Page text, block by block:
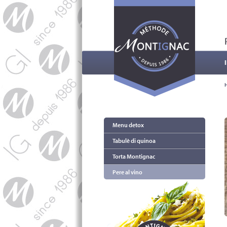
Menu detox
Tabulè di quinoa
Torta Montignac
Pere al vino